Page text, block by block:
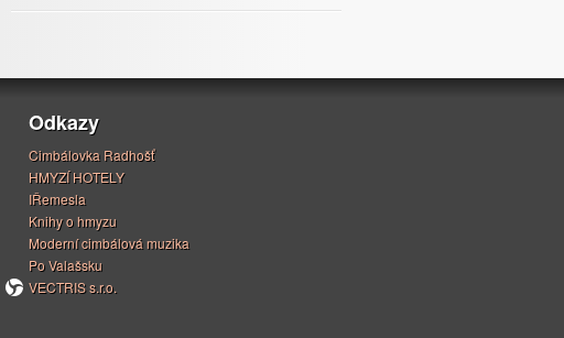
Odkazy
Cimbálovka Radhošť
HMYZÍ HOTELY
IŘemesla
Knihy o hmyzu
Moderní cimbálová muzika
Po Valašsku
VECTRIS s.r.o.